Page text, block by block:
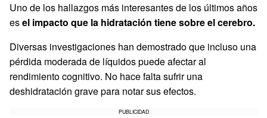
Uno de los hallazgos más interesantes de los últimos años
esel impacto que la hidratación tiene sobre el cerebro.
Diversas investigaciones han demostrado que incluso una
pérdida moderada de líquidos puede afectar al
rendimiento cognitivo. No hace falta sufrir una
deshidratación grave para notar sus efectos.
PUBLICIDAD